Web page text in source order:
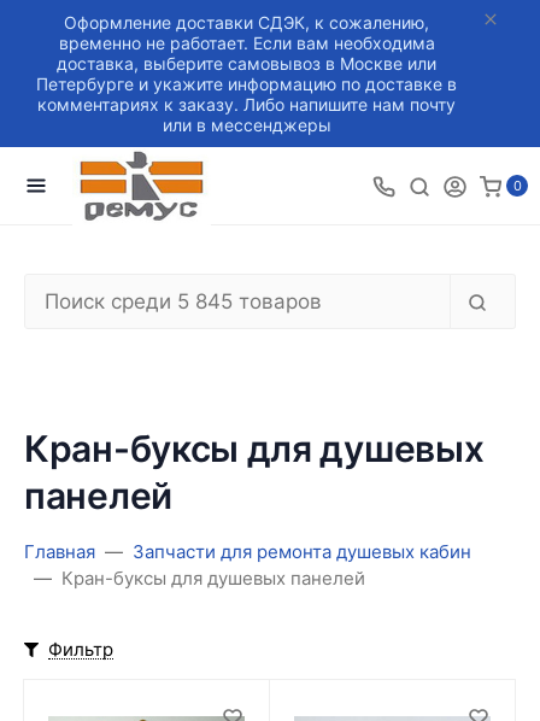
Оформление доставки СДЭК, к сожалению,
временно не работает. Если вам необходима
доставка, выберите самовывоз в Москве или
Петербурге и укажите информацию по доставке в
комментариях к заказу. Либо напишите нам почту
или в мессенджеры
0
Кран-буксы для душевых
панелей
Главная
Запчасти для ремонта душевых кабин
Кран-буксы для душевых панелей
Фильтр